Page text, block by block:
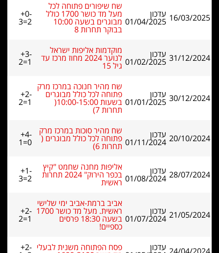
16/03/2025 עדכון
01/04/2025
שח שיפורים פתוחה לכל
מעל מד כושר 1700 כולל
מבוגרים בשעה 10:00
בבוקר תחרות 8
+0-
3=2
31/12/2024 עדכון
01/02/2025
מוקדמות אליפות ישראל
לנוער 2024 מחוז מרכז עד
גיל 15
+3-
2=1
30/12/2024 עדכון
01/01/2025
שח מהיר חנוכה במרכז מרק
פתוחה לכל כולל מבוגרים
בשעות 10:00-15:00(
תחרות 7)
+2-
2=1
20/10/2024 עדכון
01/11/2024
שח מהיר סוכות במרכז מרק
פתוחה לכל כולל מבוגרים (
תחרות 6)
+4-
1=0
28/07/2024 עדכון
01/08/2024
אליפות מחנה שחמט "קיץ
בכפר הירוק" 2024 תחרות
ראשית
+1-
3=2
21/05/2024 עדכון
01/07/2024
אביב ברמת-אביב ימי שלישי
ראשית. מעל מד כושר 1700
בשעה 18:30 פרסים
כספיים!
+2-
2=1
עדכון פסח הפתוחה משנית לבעלי +2-